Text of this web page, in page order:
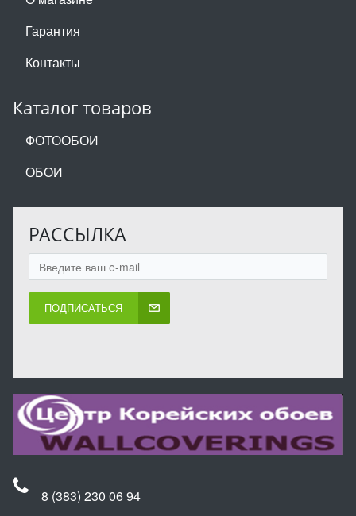
Гарантия
Контакты
Каталог товаров
ФОТООБОИ
ОБОИ
РАССЫЛКА
ПОДПИСАТЬСЯ
8 (383) 230 06 94